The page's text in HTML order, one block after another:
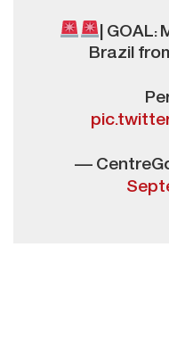
|
Brazil
—